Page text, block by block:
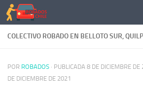
Saltar al contenido
COLECTIVO ROBADO EN BELLOTO SUR,
POR ROBADOS · PUBLICADA 8 DE DICIEMBRE DE
DE DICIEMBRE DE 2021